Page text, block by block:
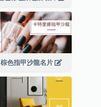
棕色指甲沙龍名片